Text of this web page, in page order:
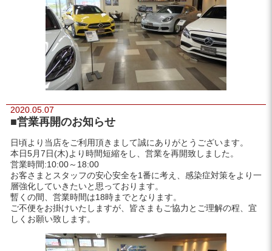
2020.05.07
■営業再開のお知らせ
日頃より当店をご利用頂きまして誠にありがとうございます。
本日5月7日(木)より時間短縮をし、営業を再開致しました。
営業時間:10:00～18:00
お客さまとスタッフの安心安全を1番に考え、感染症対策をより一
層強化していきたいと思っております。
暫くの間、営業時間は18時までとなります。
ご不便をお掛けいたしますが、皆さまもご協力とご理解の程、宜
しくお願い致します。